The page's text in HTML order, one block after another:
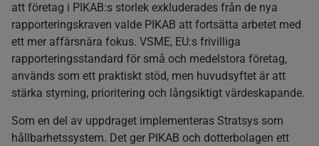
att företag i PIKAB:s storlek exkluderades från de nya
rapporteringskraven valde PIKAB att fortsätta arbetet med
ett mer affärsnära fokus. VSME, EU:s frivilliga
rapporteringsstandard för små och medelstora företag,
används som ett praktiskt stöd, men huvudsyftet är att
stärka styrning, prioritering och långsiktigt värdeskapande.
Som en del av uppdraget implementeras Stratsys som
hållbarhetssystem. Det ger PIKAB och dotterbolagen ett